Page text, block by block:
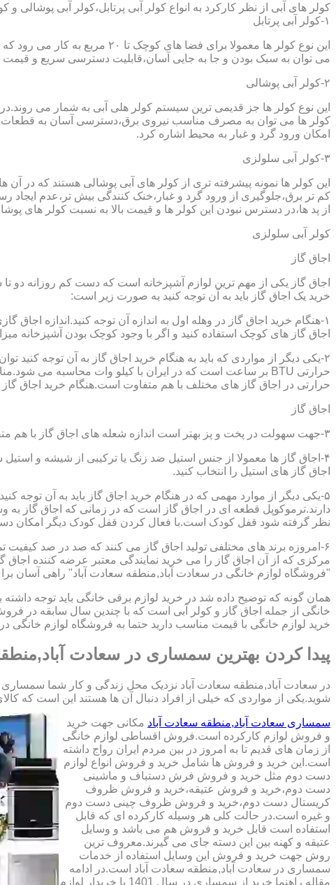
کولر های آبی از نظر کارکرد به انواع کولر آبی پرتابل،کولر آبی پوشالی
۱-کولر آبی پرتابل
این نوع کولر ها معمولا برای
می توان به سبک بودن و جا به جایی آسان،قابلیت دسترسی سریع و قیمت
۲-کولر آبی پوشالی
این نوع کولر ها جز قدیمی ترین سیستم کولر هلی آبی به شمار می
کولر ها می توان به مصرف مناسب نیروی برق،دسترسی آسان به
امکان ورود گرد و غبار به محیط اشاره کرد.
۳-کولر آبی سلولزی
این کولر ها نمونه پیشرفته تری از کولر های آبی پوشالی هستند که
کم تر برق،جلوگیری از ورود گرد و غبار،خنک کنندگی بیش تر،عدم ایجاد
از پد ها،در دسترس نبودن این کولر ها و قیمت بالا به نسبت کولر های
کولر آبی سلولزی
اجاق گاز
اجاق گاز یکی از مهم ترین لوازم آشپزخانه است که دست کم روزانه دو
خرید یک اجاق گاز باید به آن توجه کنید به صورت زیر است:
۱-هنگام خرید اجاق گاز در وهله اول به اندازه آن توجه کنید.اندازه
اجاق گاز های کوچک استفاده کنید و اگر با وجود کوچک بودن آشپزخانه
۲-یکی دیگر از مواردی که باید به هنگام خرید اجاق گاز به آن توجه
حرارتی در اجاق گاز های مختلف با هم متفاوت است.هنگام خرید اجاق گاز
اجاق گاز
۳-جهت سهولت در پخت و پز بهتر است اندازه شعله های اجاق گاز با هم متفاوت باشد.
۴-اجاق گاز ها معمولا از جنس استیل ضد زنگ یا ترکیبی از شیشه و
اجاق گاز های استیل را انتخاب کنید.
۵-یکی دیگر از موارد مهمی که در هنگام خرید اجاق گاز باید به آن
دارند.ترموکوپل قطعه ای در اجاق گاز است که در زمانی که اجاق گاز به
نظر گرفته شود قفل کودک است.با فعال کردن قفل کودک دیگر امکان
۶-امروزه برند های مختلفی تولید اجاق گاز می کنند که صد در صد کیفیت
مرکزی که از آن اجاق گاز را می خرید نمایندگی معتبر عرضه کننده اجاق
"فروشگاه لوازم خانگی در سعادت آباد,منطقه سعادت آباد" راهی آسان
همان گونه که توضیح داده شد در خرید لوازم برقی خانگی باید توجه
خانگی از جمله اجاق گاز و کولر آبی است که با چندین سال سابقه در
خرید لوازم خانگی با قیمت مناسب دارید حتما به فروشگاه لوازم خانگی
پیدا کردن بهترین سمساری در سعادت
در سعادت آباد,منطقه سعادت آباد نزدیک محل زندگی و کار شما
شوید.یکی از مواردی که خیلی از افراد دنبال آن ها هستند این است که کالای دست دوم با
سمساری سعادت آباد,منطقه سعادت آباد مکانی جهت خرید
و فروش لوازم کارکرده است.فروش اقساطی لوازم خانگی
از زمان های قدیم تا به امروز در بین مردم ایران رواج داشته
است.این خرید و فروش ها شامل خرید و فروش انواع لوازم
دست دوم مثل خرید و فروش فرش دستباف و ماشینی
دست دوم،خرید و فروش عتیقه،خرید و فروش ظروف
کریستال دست دوم،خرید و فروش ظروف چینی دست دوم
و غیره است.در حالت کلی هر وسیله کارکرده ای که قابل
استفاده است قابل خرید و فروش هم می باشد و وسایل
عتیقه و کهنه بین این دسته جای می گیرند.معروف ترین
روش جهت خرید و فروش این وسایل استفاده از خدمات
سمساری در سعادت آباد,منطقه سعادت آباد است.در ادامه
مقاله راهنما خرید از سمساری در سال 1401 با خریدار لوازم